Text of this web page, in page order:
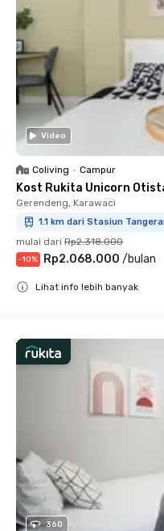
Video
Coliving • Campur
Kost Rukita Unicorn
Gerendeng, Karawaci
1.1 km dari Stasiun
mulai dari Rp2.318.000
-10% Rp2.068.000 /bulan
Lihat info lebih banyak
360